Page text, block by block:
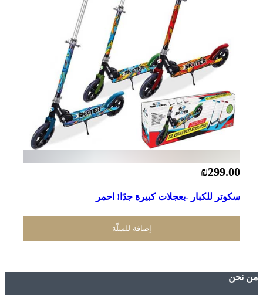
₪299.00
سكوتر للكبار -بعجلات كبيرة جدًا! احمر
إضافة للسلّة
ﻣﻦ ﻧﺤﻦ